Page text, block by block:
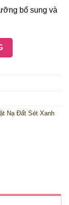
bổ sung và
lỗ chân lông -
Nạ Đất Sét Xanh